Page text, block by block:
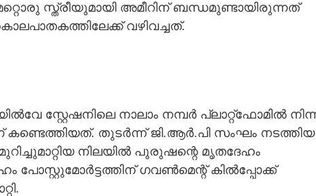
സ്ത്രീയുമായി അമീറിന് ബന്ധമുണ്ടായിരുന്നത്
വഴിവച്ചത്.
സ്റ്റേഷനിലെ നാലാം നമ്പർ പ്ലാറ്റ്‌ഫോമിൽ
കണ്ടെത്തിയത്. തുടർന്ന് ജി.ആർ.പി സംഘം നടത്തിയ
നിലയിൽ പുരുഷന്റെ മൃതദേഹം
ഗവൺമെന്റ് കിൽപ്പോക്ക്